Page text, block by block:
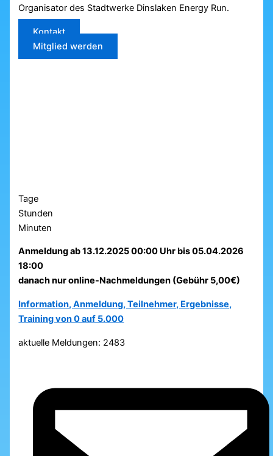
Organisator des Stadtwerke Dinslaken Energy Run.
Kontakt
Mitglied werden
Tage
Stunden
Minuten
Anmeldung ab 13.12.2025 00:00 Uhr bis 05.04.2026
18:00
danach nur online-Nachmeldungen (Gebühr 5,00€)
Information, Anmeldung, Teilnehmer, Ergebnisse,
Training von 0 auf 5.000
aktuelle Meldungen: 2483